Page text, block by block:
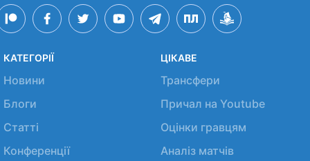
КАТЕГОРІЇ
Новини
Блоги
Статті
Конференції
ЦІКАВЕ
Трансфери
Причал на Youtube
Оцінки гравцям
Аналіз матчів